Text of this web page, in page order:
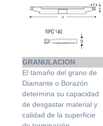
GRANULACION
El tamaño del grano de
Diamante o Borazón
determina su capacidad
de desgastar material y
calidad de la superficie